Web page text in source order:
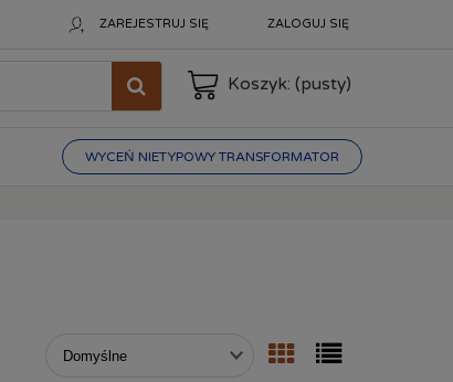
ZAREJESTRUJ SIĘ ZALOGUJ SIĘ
Koszyk: (pusty)
WYCEŃ NIETYPOWY TRANSFORMATOR